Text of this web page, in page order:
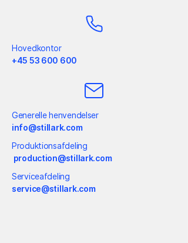
Hovedkontor
+45 53 600 600
Generelle henvendelser
info@stillark.com
Produktionsafdeling
production@stillark.com
Serviceafdeling
service@stillark.com